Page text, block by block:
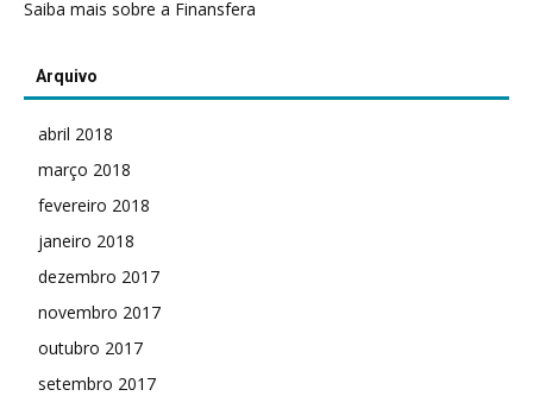
Saiba mais sobre a Finansfera
Arquivo
abril 2018
março 2018
fevereiro 2018
janeiro 2018
dezembro 2017
novembro 2017
outubro 2017
setembro 2017